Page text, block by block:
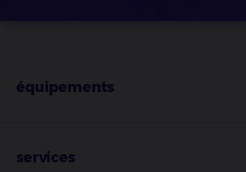
équipements
services